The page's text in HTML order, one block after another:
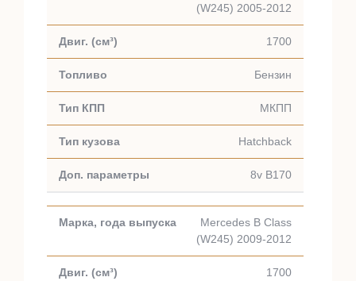
(W245) 2005-2012
1700
Бензин
МКПП
Hatchback
8v B170
Mercedes B Class
(W245) 2009-2012
1700